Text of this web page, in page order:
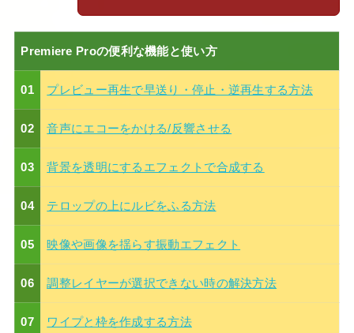
Premiere Proの便利な機能と使い方
01 プレビュー再生で早送り・停止・逆再生する方法
02 音声にエコーをかける/反響させる
03 背景を透明にするエフェクトで合成する
04 テロップの上にルビをふる方法
05 映像や画像を揺らす振動エフェクト
06 調整レイヤーが選択できない時の解決方法
07 ワイプと枠を作成する方法